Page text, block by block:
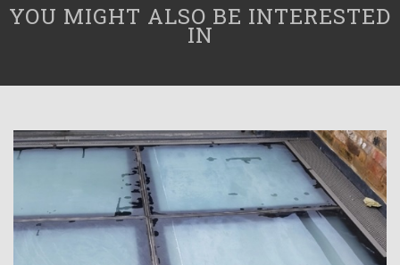
YOU MIGHT ALSO BE INTERESTED
IN